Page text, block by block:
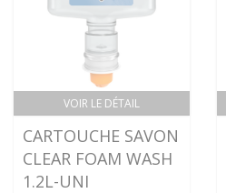
VOIR LE DÉTAIL
CARTOUCHE SAVON
CLEAR FOAM WASH
1.2L-UNI